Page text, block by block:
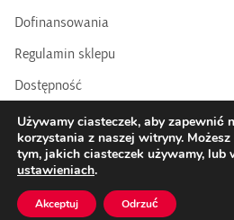
Dofinansowania
Regulamin sklepu
Dostępność
BIP
COPYRIGHTS © 2016 - 2025 BY
Datasky
Używamy ciasteczek, aby zapewnić
korzystania z naszej witryny.
tym, jakich ciasteczek używamy, lub
ustawieniach.
Akceptuj Odrzuć